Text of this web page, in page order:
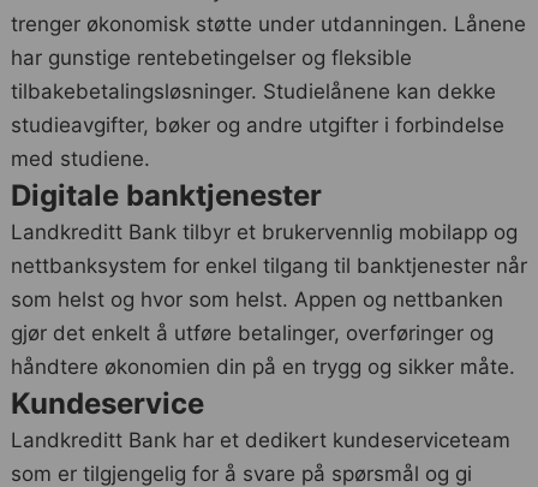
trenger økonomisk støtte under utdanningen. Lånene
har gunstige rentebetingelser og fleksible
tilbakebetalingsløsninger. Studielånene kan dekke
studieavgifter, bøker og andre utgifter i forbindelse
med studiene.
Digitale banktjenester
Landkreditt Bank tilbyr et brukervennlig mobilapp og
nettbanksystem for enkel tilgang til banktjenester når
som helst og hvor som helst. Appen og nettbanken
gjør det enkelt å utføre betalinger, overføringer og
håndtere økonomien din på en trygg og sikker måte.
Kundeservice
Landkreditt Bank har et dedikert kundeserviceteam
som er tilgjengelig for å svare på spørsmål og gi